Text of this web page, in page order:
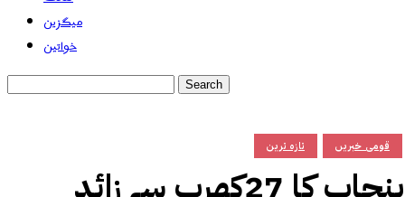
میگزین
خواتین
تازہ ترین قومی خبریں